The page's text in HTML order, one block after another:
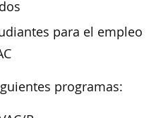
para el empleo
programas: